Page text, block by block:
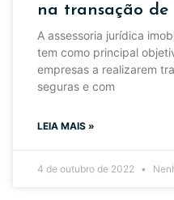
na transação de
A assessoria jurídica
tem como principal
empresas a realizarem
seguras e com
LEIA MAIS »
4 de outubro de 2022